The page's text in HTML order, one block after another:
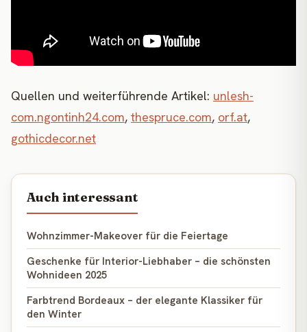
Quellen und weiterführende Artikel: unlesh-
com.ngontinh24.com, thespruce.com, orf.at,
gothicdecor.net
Auch interessant
Wohnzimmer-Makeover für die Feiertage
Geschenke für Interior-Liebhaber – die schönsten
Wohnideen 2025
Farbtrend Bordeaux – der elegante Klassiker für
den Winter